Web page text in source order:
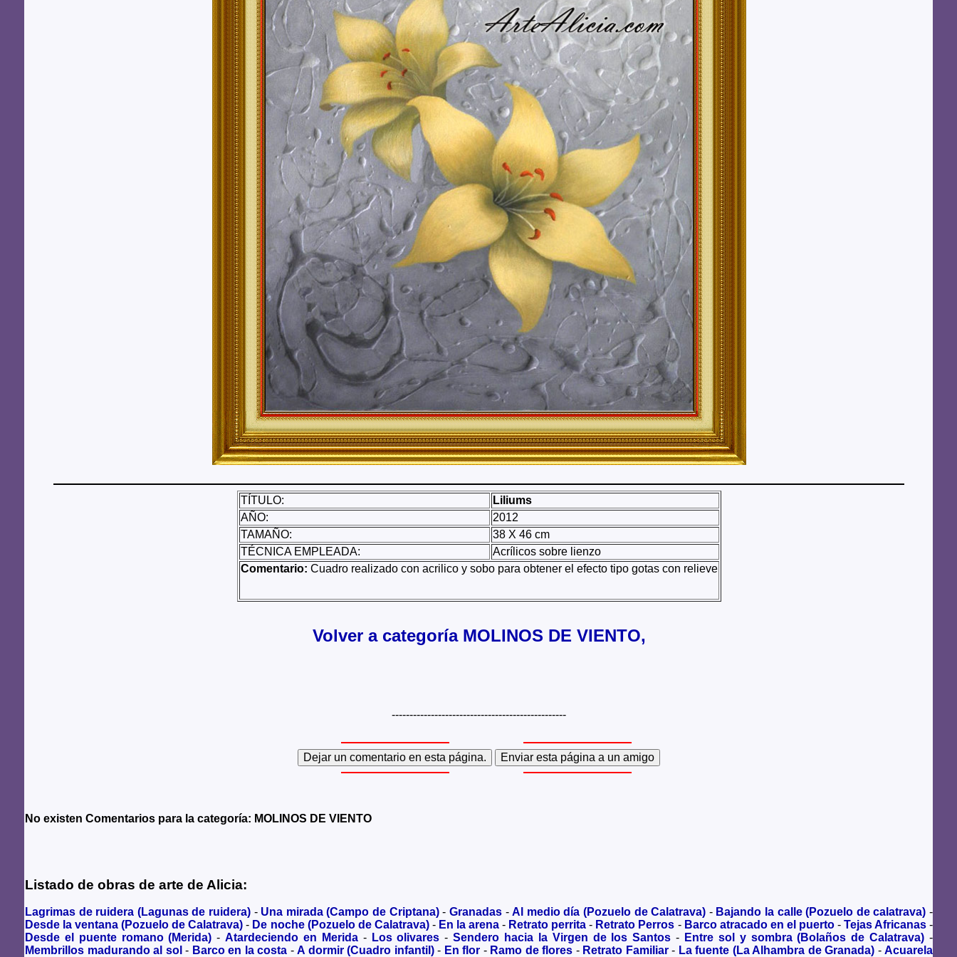
TÍTULO:
Liliums
AÑO:
2012
TAMAÑO:
38 X 46 cm
TÉCNICA EMPLEADA:
Acrílicos sobre lienzo
Comentario: Cuadro realizado con acrilico y sobo para obtener el efecto tipo gotas con relieve
Volver a categoría MOLINOS DE VIENTO,
-------------------------------------------------
No existen Comentarios para la categoría: MOLINOS DE VIENTO
Listado de obras de arte de Alicia:
Lagrimas de ruidera (Lagunas de ruidera) - Una mirada (Campo de Criptana)- Granadas-Al medio día (Pozuelo de Calatrava) - Bajando la calle (Pozuelo de calatrava) -
Desde la ventana (Pozuelo de Calatrava) - De noche (Pozuelo de Calatrava)- En la arena - Retrato perrita - Retrato Perros - Barco atracado en el puerto- Tejas Africanas -
Desde el puente romano (Merida) -Atardeciendo en Merida- Los olivares -Sendero hacia la Virgen de los Santos - Entre sol y sombra (Bolaños de Calatrava) -
Membrillos madurando al sol - Barco en la costa - A dormir (Cuadro infantil)- En flor - Ramo de flores - Retrato Familiar- La fuente (La Alhambra de Granada) - Acuarela